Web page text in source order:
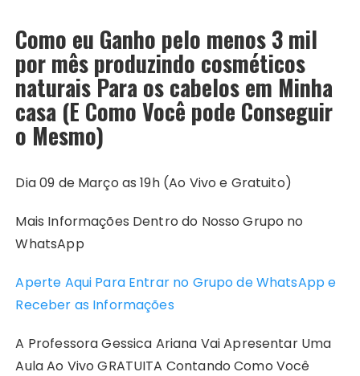
Como eu Ganho pelo menos 3 mil
por mês produzindo cosméticos
naturais Para os cabelos em Minha
casa (E Como Você pode Conseguir
o Mesmo)
Dia 09 de Março as 19h (Ao Vivo e Gratuito)
Mais Informações Dentro do Nosso Grupo no
WhatsApp
Aperte Aqui Para Entrar no Grupo de WhatsApp e
Receber as Informações
A Professora Gessica Ariana Vai Apresentar Uma
Aula Ao Vivo GRATUITA Contando Como Você